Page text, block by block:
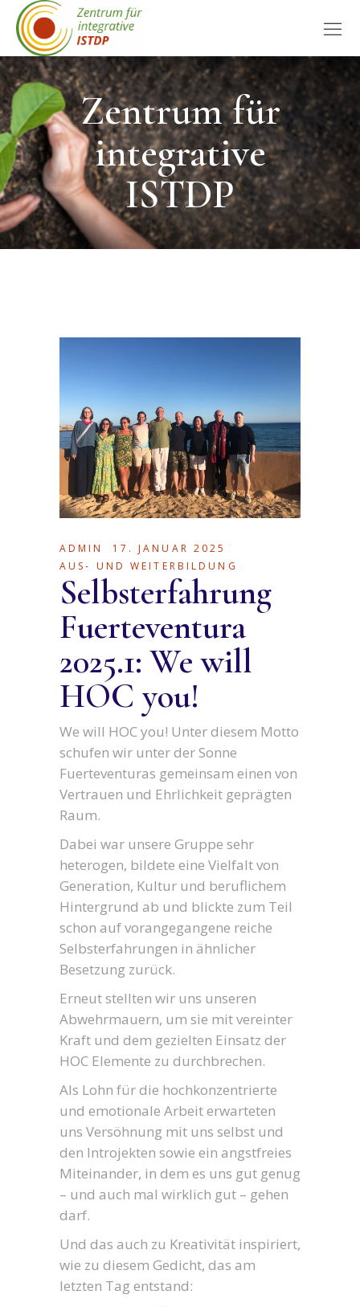
Zentrum für
integrative
ISTDP
ADMIN
17. JANUAR 2025
AUS- UND WEITERBILDUNG
Selbsterfahrung
Fuerteventura
2025.1: We will
HOC you!
We will HOC you! Unter diesem Motto
schufen wir unter der Sonne
Fuerteventuras gemeinsam einen von
Vertrauen und Ehrlichkeit geprägten
Raum.
Dabei war unsere Gruppe sehr
heterogen, bildete eine Vielfalt von
Generation, Kultur und beruflichem
Hintergrund ab und blickte zum Teil
schon auf vorangegangene reiche
Selbsterfahrungen in ähnlicher
Besetzung zurück.
Erneut stellten wir uns unseren
Abwehrmauern, um sie mit vereinter
Kraft und dem gezielten Einsatz der
HOC Elemente zu durchbrechen.
Als Lohn für die hochkonzentrierte
und emotionale Arbeit erwarteten
uns Versöhnung mit uns selbst und
den Introjekten sowie ein angstfreies
Miteinander, in dem es uns gut genug
– und auch mal wirklich gut – gehen
darf.
Und das auch zu Kreativität inspiriert,
wie zu diesem Gedicht, das am
letzten Tag entstand: